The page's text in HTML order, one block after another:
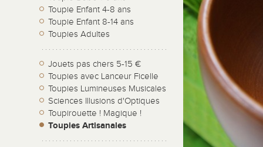
Toupie Enfant 4-8 ans
Toupie Enfant 8-14 ans
Toupies Adultes
Jouets pas chers 5-15 €
Toupies avec Lanceur Ficelle
Toupies Lumineuses Musicales
Sciences Illusions d'Optiques
Toupirouette ! Magique !
Toupies Artisanales